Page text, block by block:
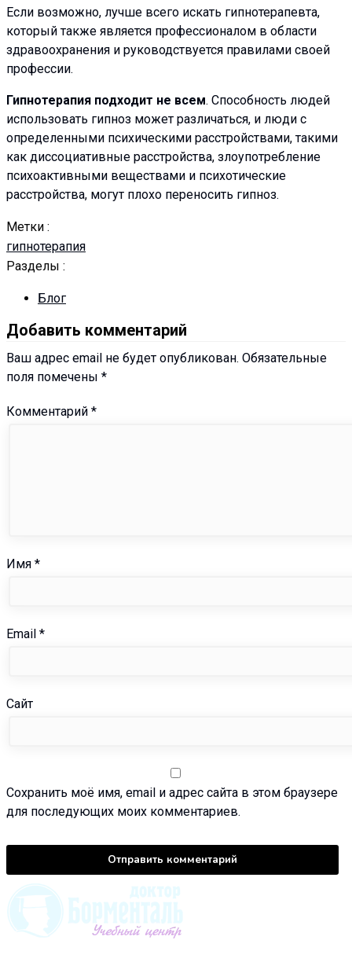
Если возможно, лучше всего искать гипнотерапевта,
который также является профессионалом в области
здравоохранения и руководствуется правилами своей
профессии.
Гипнотерапия подходит не всем. Способность людей
использовать гипноз может различаться, и люди с
определенными психическими расстройствами, такими
как диссоциативные расстройства, злоупотребление
психоактивными веществами и психотические
расстройства, могут плохо переносить гипноз.
Метки :
гипнотерапия
Разделы :
Блог
Добавить комментарий
Ваш адрес email не будет опубликован. Обязательные
поля помечены *
Комментарий *
Имя *
Email *
Сайт
Сохранить моё имя, email и адрес сайта в этом браузере
для последующих моих комментариев.